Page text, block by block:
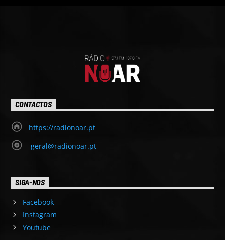
CONTACTOS
https://radionoar.pt
geral@radionoar.pt
SIGA-NOS
Facebook
Instagram
Youtube